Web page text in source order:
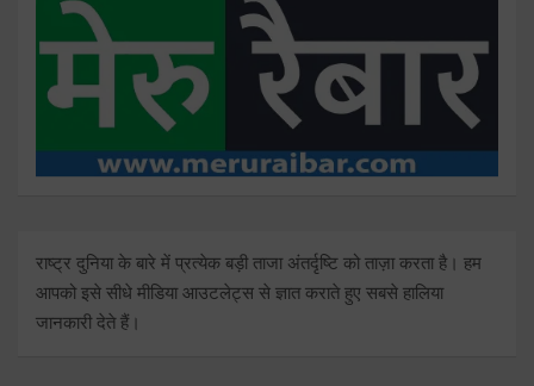
राष्ट्र दुनिया के बारे में प्रत्येक बड़ी ताजा अंतर्दृष्टि को ताज़ा करता है। हम
आपको इसे सीधे मीडिया आउटलेट्स से ज्ञात कराते हुए सबसे हालिया
जानकारी देते हैं।